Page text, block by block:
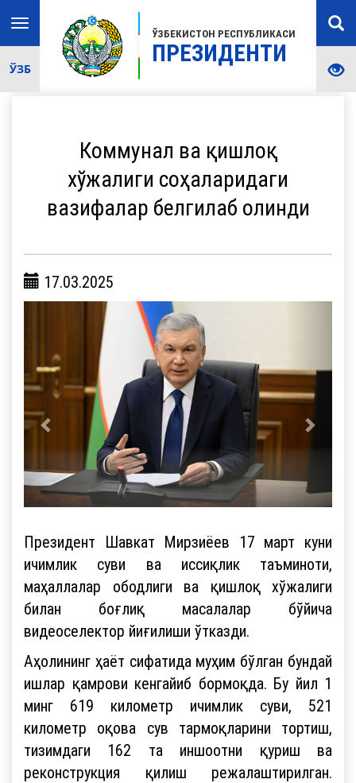
ЎЗБЕКИСТОН РЕСПУБЛИКАСИ
ПРЕЗИДЕНТИ
Toggle
navigation
ЎЗБ
Коммунал ва қишлоқ
хўжалиги соҳаларидаги
вазифалар белгилаб олинди
17.03.2025
Президент Шавкат Мирзиёев 17 март куни
ичимлик суви ва иссиқлик таъминоти,
маҳаллалар ободлиги ва қишлоқ хўжалиги
билан боғлиқ масалалар бўйича
видеоселектор йиғилиши ўтказди.
Аҳолининг ҳаёт сифатида муҳим бўлган бундай
ишлар қамрови кенгайиб бормоқда. Бу йил 1
минг 619 километр ичимлик суви, 521
километр оқова сув тармоқларини тортиш,
тизимдаги 162 та иншоотни қуриш ва
реконструкция қилиш режалаштирилган.